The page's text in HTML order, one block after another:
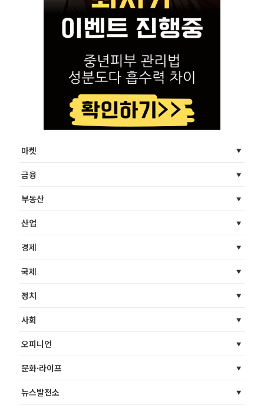
마켓
금융
부동산
산업
경제
국제
정치
사회
오피니언
문화·라이프
뉴스발전소